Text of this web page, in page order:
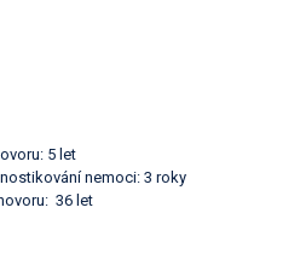
5 let
nemoci: 3 roky
36 let